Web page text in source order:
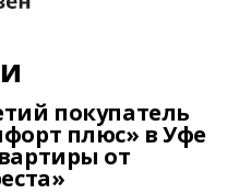
покупатель
плюс» в Уфе
от